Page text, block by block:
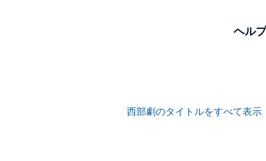
ヘルプ
西部劇のタイトルをすべて表示